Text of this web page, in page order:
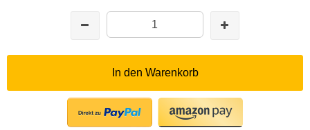
In den Warenkorb